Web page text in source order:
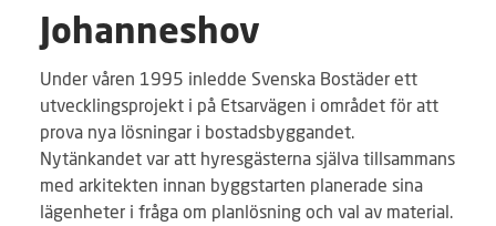
Johanneshov
Under våren 1995 inledde Svenska Bostäder ett
utvecklingsprojekt i på Etsarvägen i området för att
prova nya lösningar i bostadsbyggandet.
Nytänkandet var att hyresgästerna själva tillsammans
med arkitekten innan byggstarten planerade sina
lägenheter i fråga om planlösning och val av material.